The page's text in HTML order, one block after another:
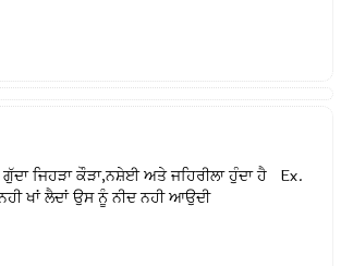
ਜਿਹੜਾ ਕੌੜਾ,ਨਸ਼ੇਈ ਅਤੇ ਜਹਿਰੀਲਾ ਹੁੰਦਾ ਹੈ Ex.
ਖਾਂ ਲੈਦਾਂ ਉਸ ਨੂੰ ਨੀਦ ਨਹੀ ਆਉਦੀ